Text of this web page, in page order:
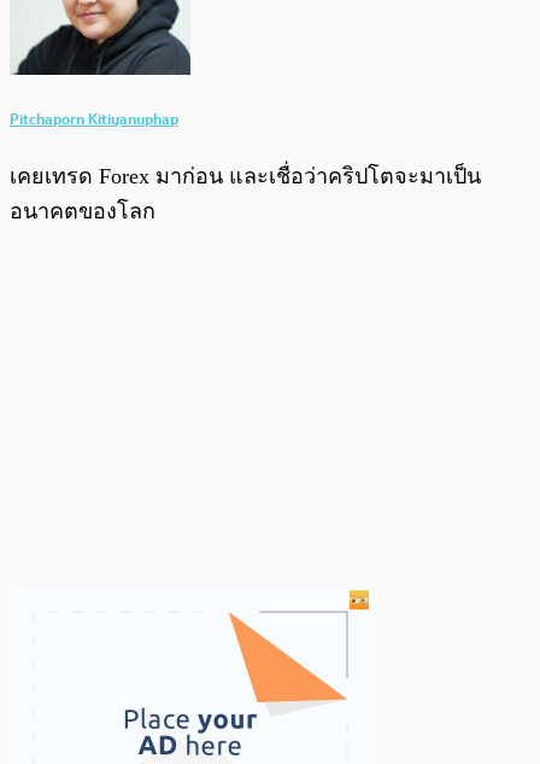
Pitchaporn Kitiyanuphap
เคยเทรด Forex มาก่อน และเชื่อว่าคริปโตจะมาเป็น
อนาคตของโลก